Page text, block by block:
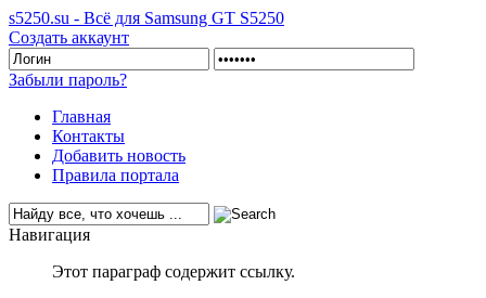
s5250.su - Всё для Samsung GT S5250
Создать аккаунт
Забыли пароль?
Главная
Контакты
Добавить новость
Правила портала
Навигация
Этот параграф содержит ссылку.